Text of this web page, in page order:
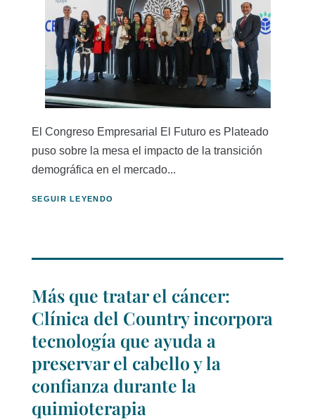
El Congreso Empresarial El Futuro es Plateado
puso sobre la mesa el impacto de la transición
demográfica en el mercado...
SEGUIR LEYENDO
Más que tratar el cáncer:
Clínica del Country incorpora
tecnología que ayuda a
preservar el cabello y la
confianza durante la
quimioterapia